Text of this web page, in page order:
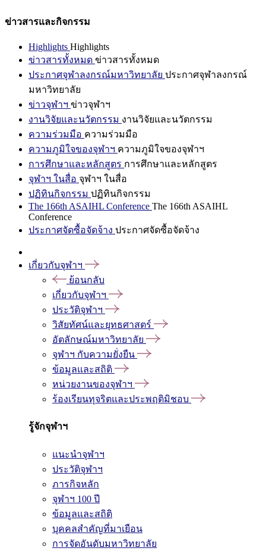
ข่าวสารและกิจกรรม
Highlights Highlights
ข่าวสารทั้งหมด ข่าวสารทั้งหมด
ประกาศจุฬาลงกรณ์มหาวิทยาลัย ประกาศจุฬาลงกรณ์
มหาวิทยาลัย
ข่าวจุฬาฯ ข่าวจุฬาฯ
งานวิจัยและนวัตกรรม งานวิจัยและนวัตกรรม
ความร่วมมือ ความร่วมมือ
ความภูมิใจของจุฬาฯ ความภูมิใจของจุฬาฯ
การศึกษาและหลักสูตร การศึกษาและหลักสูตร
จุฬาฯ ในสื่อ จุฬาฯ ในสื่อ
ปฏิทินกิจกรรม ปฏิทินกิจกรรม
The 166th ASAIHL Conference The 166th ASAIHL
Conference
ประกาศจัดซื้อจัดจ้าง ประกาศจัดซื้อจัดจ้าง
เกี่ยวกับจุฬาฯ
ย้อนกลับ
เกี่ยวกับจุฬาฯ
ประวัติจุฬาฯ
วิสัยทัศน์และยุทธศาสตร์
อัตลักษณ์มหาวิทยาลัย
จุฬาฯ กับความยั่งยืน
ข้อมูลและสถิติ
หน่วยงานของจุฬาฯ
ร้องเรียนทุจริตและประพฤติมิชอบ
รู้จักจุฬาฯ
แนะนำจุฬาฯ
ประวัติจุฬาฯ
ภารกิจหลัก
จุฬาฯ 100 ปี
ข้อมูลและสถิติ
บุคคลสำคัญที่มาเยือน
การจัดอันดับมหาวิทยาลัย